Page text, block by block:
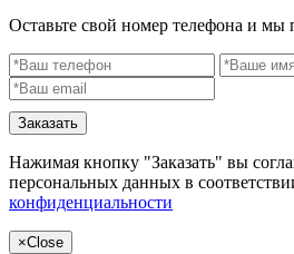
Оставьте свой номер телефона и мы
Заказать
Нажимая кнопку "Заказать" вы
персональных данных в
конфиденциальности
×Close